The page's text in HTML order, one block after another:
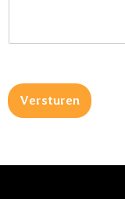
Versturen